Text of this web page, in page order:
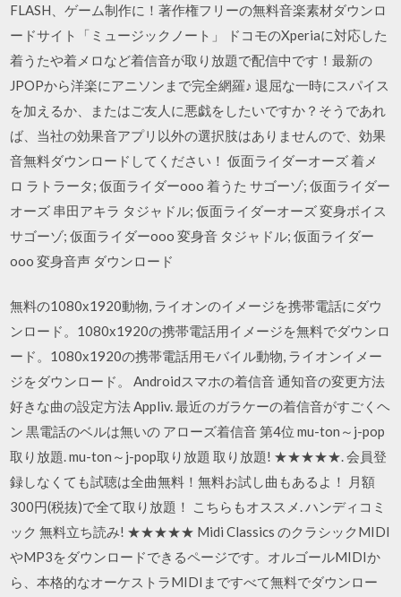
FLASH、ゲーム制作に！著作権フリーの無料音楽素材ダウンロ
ードサイト「ミュージックノート」 ドコモのXperiaに対応した
着うたや着メロなど着信音が取り放題で配信中です！最新の
JPOPから洋楽にアニソンまで完全網羅♪ 退屈な一時にスパイス
を加えるか、またはご友人に悪戯をしたいですか？そうであれ
ば、当社の効果音アプリ以外の選択肢はありませんので、効果
音無料ダウンロードしてください！ 仮面ライダーオーズ 着メ
ロ ラトラータ; 仮面ライダーooo 着うた サゴーゾ; 仮面ライダー
オーズ 串田アキラ タジャドル; 仮面ライダーオーズ 変身ボイス
サゴーゾ; 仮面ライダーooo 変身音 タジャドル; 仮面ライダー
ooo 変身音声 ダウンロード
無料の1080х1920動物, ライオンのイメージを携帯電話にダウ
ンロード。1080х1920の携帯電話用イメージを無料でダウンロ
ード。1080х1920の携帯電話用モバイル動物, ライオンイメー
ジをダウンロード。 Androidスマホの着信音 通知音の変更方法
好きな曲の設定方法 Appliv. 最近のガラケーの着信音がすごくヘ
ン 黒電話のベルは無いの アローズ着信音 第4位 mu-ton～j-pop
取り放題. mu-ton～j-pop取り放題 取り放題! ★★★★★. 会員登
録しなくても試聴は全曲無料！無料お試し曲もあるよ！ 月額
300円(税抜)で全て取り放題！ こちらもオススメ. ハンディコミ
ック 無料立ち読み! ★★★★★ Midi Classics のクラシックMIDI
やMP3をダウンロードできるページです。オルゴールMIDIか
ら、本格的なオーケストラMIDIまですべて無料でダウンロー